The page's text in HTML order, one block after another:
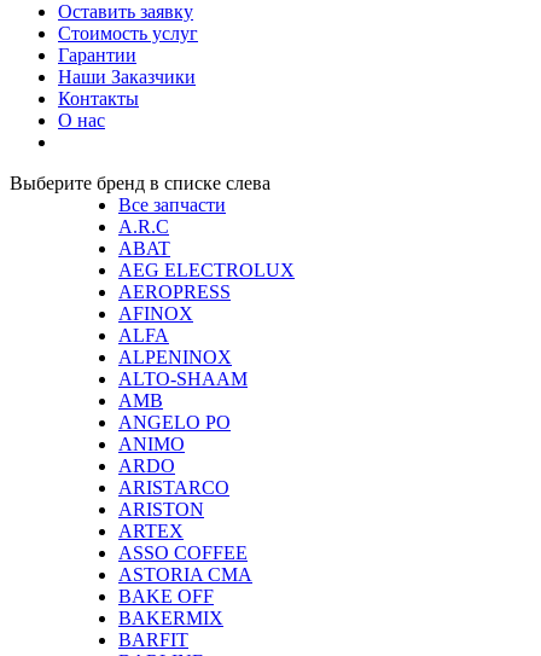
Оставить заявку
Стоимость услуг
Гарантии
Наши Заказчики
Контакты
О нас
Выберите бренд в списке слевa
Все запчасти
A.R.C
ABAT
AEG ELECTROLUX
AEROPRESS
AFINOX
ALFA
ALPENINOX
ALTO-SHAAM
AMB
ANGELO PO
ANIMO
ARDO
ARISTARCO
ARISTON
ARTEX
ASSO COFFEE
ASTORIA CMA
BAKE OFF
BAKERMIX
BARFIT